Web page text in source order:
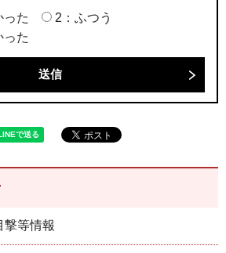
った
2：ふつう
った
撃等情報